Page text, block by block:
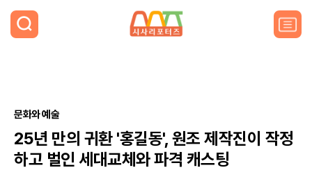
검
색
주
치
기
문화와 예술
25년 만의 귀환 '홍길동', 원조 제작진이 작정
하고 벌인 세대교체와 파격 캐스팅